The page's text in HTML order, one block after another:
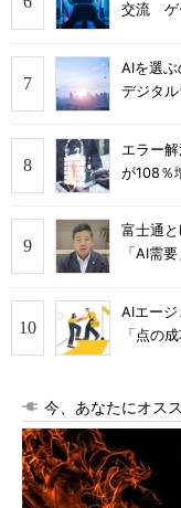
交流 ゲ
AIを選
デジタ
エラー
が108％
富士通
「AI需
AIエー
「点の
今、あなたにオス